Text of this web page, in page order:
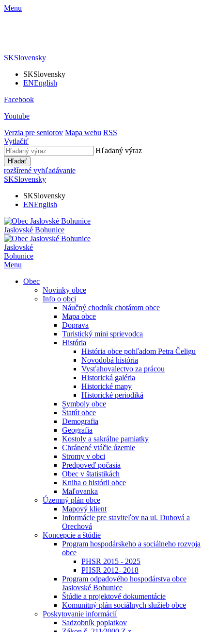
Menu
SKSlovensky
SKSlovensky
ENEnglish
Facebook
Youtube
Verzia pre seniorov Mapa webu RSS
Vytlačiť
Hľadaný výraz
Hľadať
rozšírené vyhľadávanie
SKSlovensky
SKSlovensky
ENEnglish
Jaslovské Bohunice
Jaslovské
Bohunice
Menu
Obec
Novinky obce
Info o obci
Náučný chodník chotárom obce
Mapa obce
Doprava
Turistický mini sprievodca
História
História obce pohľadom Petra Čeligu
Novodobá história
Vysťahovalectvo za prácou
Historická galéria
Historické mapy
Historické periodiká
Symboly obce
Štatút obce
Demografia
Geografia
Kostoly a sakrálne pamiatky
Chránené vtáčie územie
Stromy v obci
Predpoveď počasia
Obec v štatistikách
Kniha o histórii obce
Maľovanka
Územný plán obce
Mapový klient
Informácie pre staviteľov na ul. Dubová a
Orechová
Koncepcie a štúdie
Program hospodárskeho a sociálneho rozvoja
obce
PHSR 2015 - 2025
PHSR 2012- 2018
Program odpadového hospodárstva obce
Jaslovské Bohunice
Štúdie a projektové dokumentácie
Komunitný plán sociálnych služieb obce
Poskytovanie informácií
Sadzobník poplatkov